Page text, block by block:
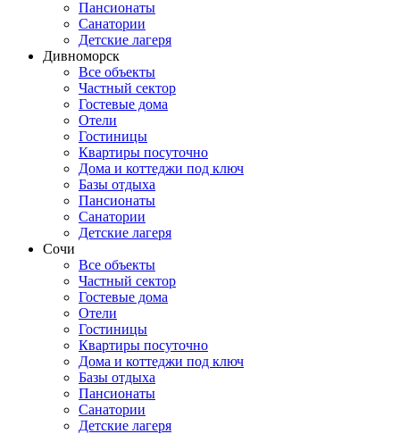
Пансионаты
Санатории
Детские лагеря
Дивноморск
Все объекты
Частный сектор
Гостевые дома
Отели
Гостиницы
Квартиры посуточно
Дома и коттеджи под ключ
Базы отдыха
Пансионаты
Санатории
Детские лагеря
Сочи
Все объекты
Частный сектор
Гостевые дома
Отели
Гостиницы
Квартиры посуточно
Дома и коттеджи под ключ
Базы отдыха
Пансионаты
Санатории
Детские лагеря